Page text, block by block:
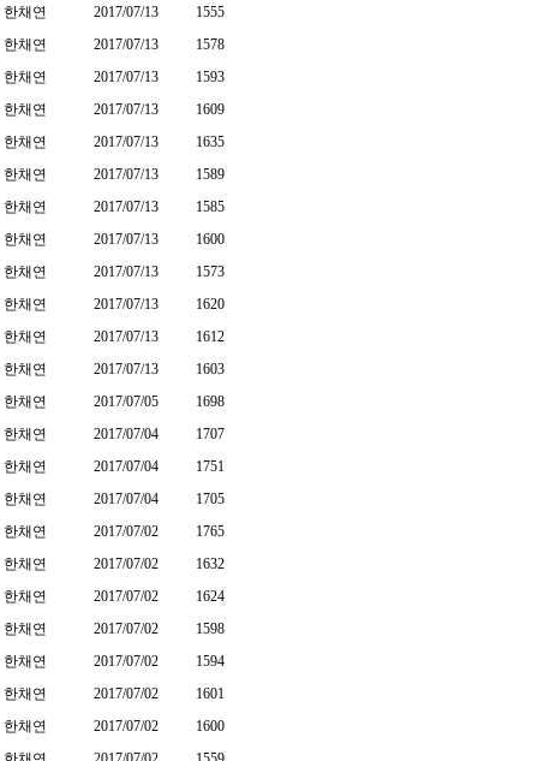
한채연 2017/07/13
1555
한채연 2017/07/13
1578
한채연 2017/07/13
1593
한채연 2017/07/13
1609
한채연 2017/07/13
1635
한채연 2017/07/13
1589
한채연 2017/07/13
1585
한채연 2017/07/13
1600
한채연 2017/07/13
1573
한채연 2017/07/13
1620
한채연 2017/07/13
1612
한채연 2017/07/13
1603
한채연 2017/07/05
1698
한채연 2017/07/04
1707
한채연 2017/07/04
1751
한채연 2017/07/04
1705
한채연 2017/07/02
1765
한채연 2017/07/02
1632
한채연 2017/07/02
1624
한채연 2017/07/02
1598
한채연 2017/07/02
1594
한채연 2017/07/02
1601
한채연 2017/07/02
1600